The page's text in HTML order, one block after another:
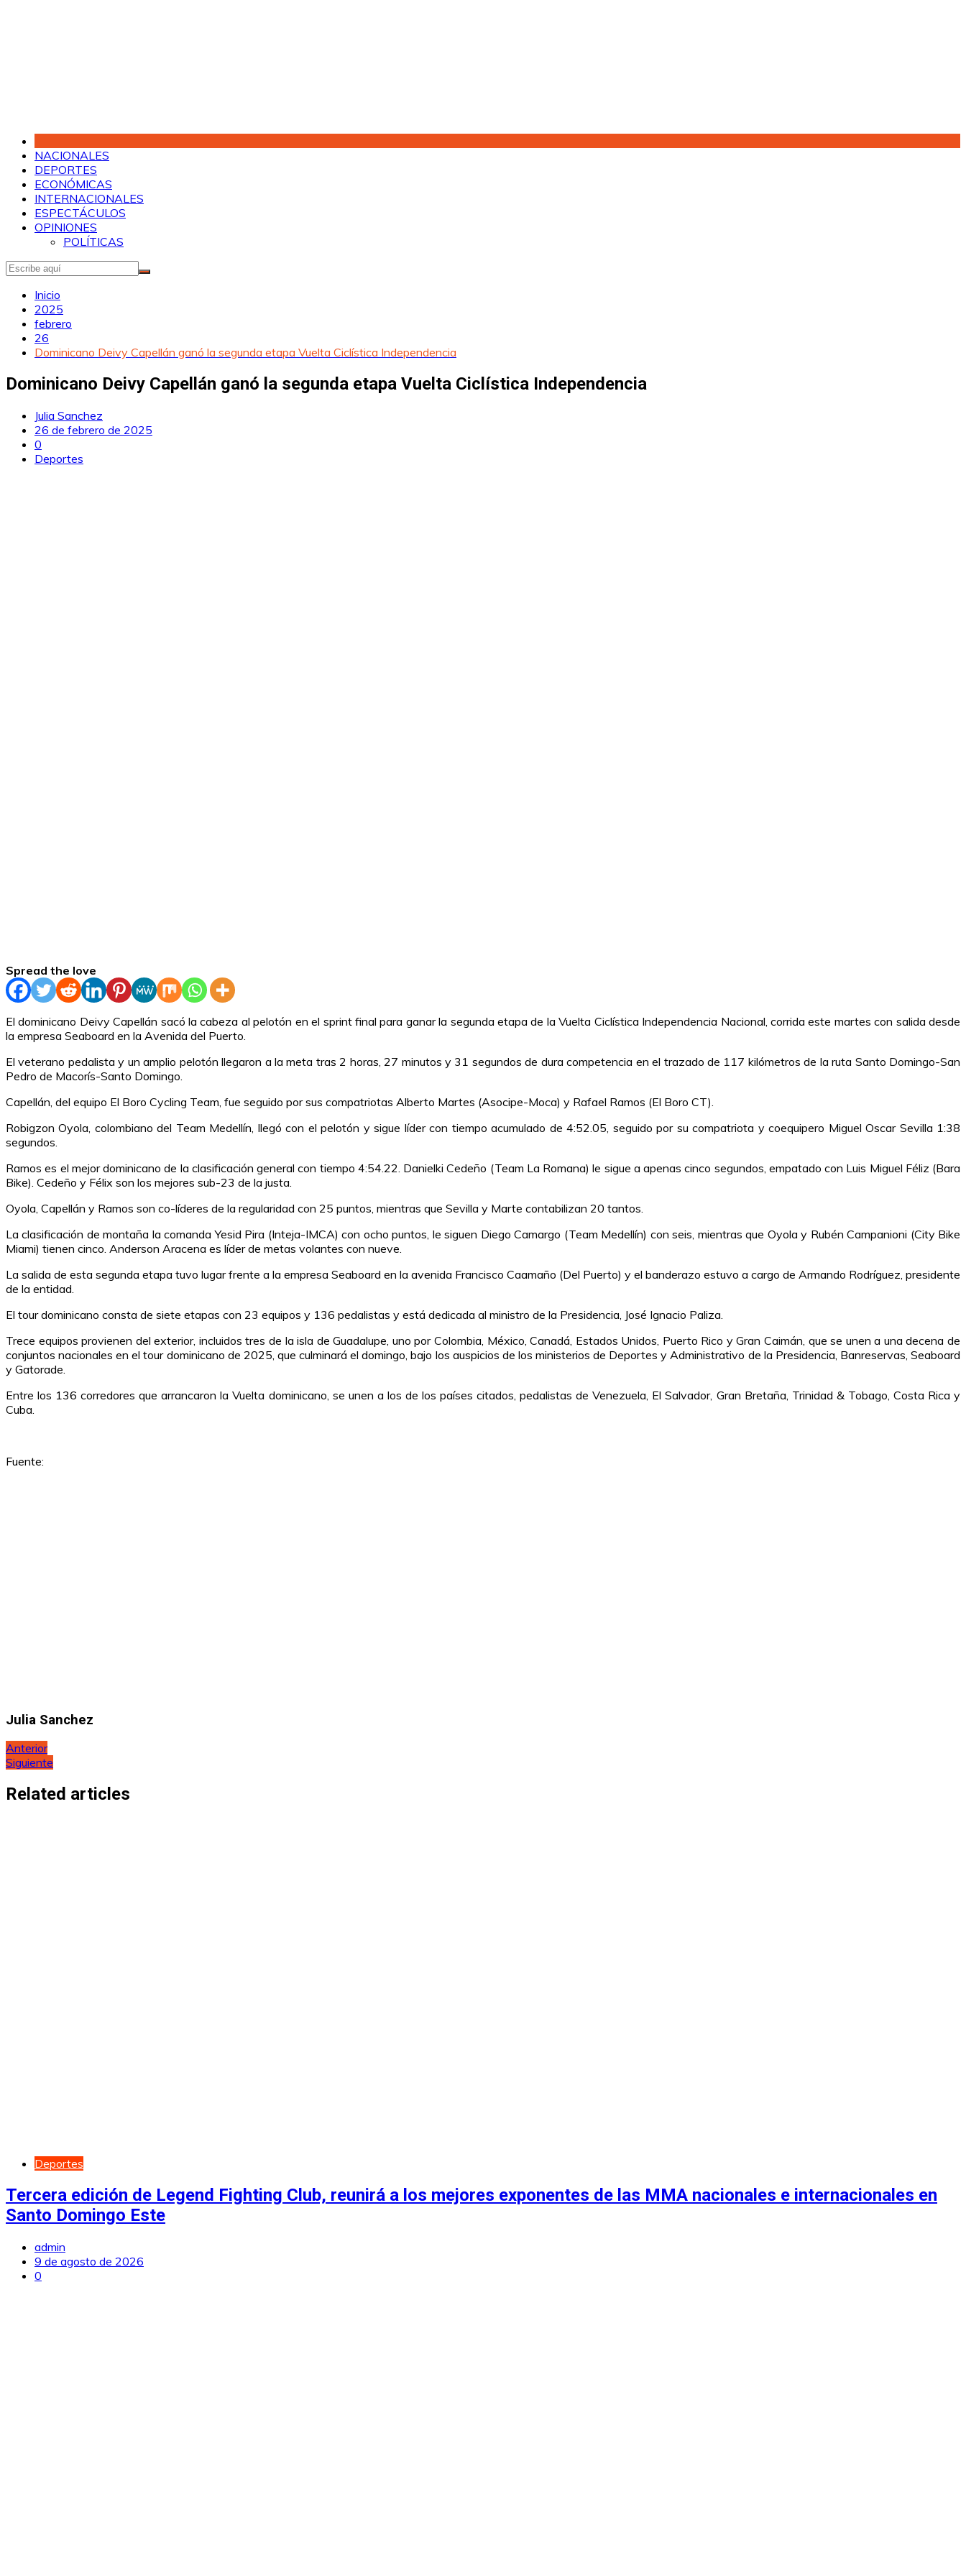
NACIONALES
DEPORTES
ECONÓMICAS
INTERNACIONALES
ESPECTÁCULOS
OPINIONES
POLÍTICAS
Inicio
2025
febrero
26
Dominicano Deivy Capellán ganó la segunda etapa Vuelta Ciclística Independencia
Dominicano Deivy Capellán ganó la segunda etapa Vuelta Ciclística Independencia
Julia Sanchez
26 de febrero de 2025
0
Deportes
Spread the love
El dominicano Deivy Capellán sacó la cabeza al pelotón en el sprint final para ganar la segunda etapa de la Vuelta Ciclística Independencia Nacional, corrida este martes con salida desde
la empresa Seaboard en la Avenida del Puerto.
El veterano pedalista y un amplio pelotón llegaron a la meta tras 2 horas, 27 minutos y 31 segundos de dura competencia en el trazado de 117 kilómetros de la ruta Santo Domingo-San
Pedro de Macorís-Santo Domingo.
Capellán, del equipo El Boro Cycling Team, fue seguido por sus compatriotas Alberto Martes (Asocipe-Moca) y Rafael Ramos (El Boro CT).
Robigzon Oyola, colombiano del Team Medellín, llegó con el pelotón y sigue líder con tiempo acumulado de 4:52.05, seguido por su compatriota y coequipero Miguel Oscar Sevilla 1:38
segundos.
Ramos es el mejor dominicano de la clasificación general con tiempo 4:54.22. Danielki Cedeño (Team La Romana) le sigue a apenas cinco segundos, empatado con Luis Miguel Féliz (Bara
Bike). Cedeño y Félix son los mejores sub-23 de la justa.
Oyola, Capellán y Ramos son co-líderes de la regularidad con 25 puntos, mientras que Sevilla y Marte contabilizan 20 tantos.
La clasificación de montaña la comanda Yesid Pira (Inteja-IMCA) con ocho puntos, le siguen Diego Camargo (Team Medellín) con seis, mientras que Oyola y Rubén Campanioni (City Bike
Miami) tienen cinco. Anderson Aracena es líder de metas volantes con nueve.
La salida de esta segunda etapa tuvo lugar frente a la empresa Seaboard en la avenida Francisco Caamaño (Del Puerto) y el banderazo estuvo a cargo de Armando Rodríguez, presidente
de la entidad.
El tour dominicano consta de siete etapas con 23 equipos y 136 pedalistas y está dedicada al ministro de la Presidencia, José Ignacio Paliza.
Trece equipos provienen del exterior, incluidos tres de la isla de Guadalupe, uno por Colombia, México, Canadá, Estados Unidos, Puerto Rico y Gran Caimán, que se unen a una decena de
conjuntos nacionales en el tour dominicano de 2025, que culminará el domingo, bajo los auspicios de los ministerios de Deportes y Administrativo de la Presidencia, Banreservas, Seaboard
y Gatorade.
Entre los 136 corredores que arrancaron la Vuelta dominicano, se unen a los de los países citados, pedalistas de Venezuela, El Salvador, Gran Bretaña, Trinidad & Tobago, Costa Rica y
Cuba.
Fuente:
Julia Sanchez
Navegación
de
entradas
Anterior
Siguiente
Related articles
Deportes
Tercera edición de Legend Fighting Club, reunirá a los mejores exponentes de las MMA nacionales e internacionales en
Santo Domingo Este
admin
9 de agosto de 2026
0